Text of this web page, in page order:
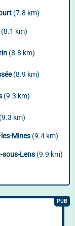
(7.8 km)
(8.1 km)
(8.8 km)
(8.9 km)
(9.3 km)
(9.3 km)
Mines (9.4 km)
sous-Lens (9.9 km)